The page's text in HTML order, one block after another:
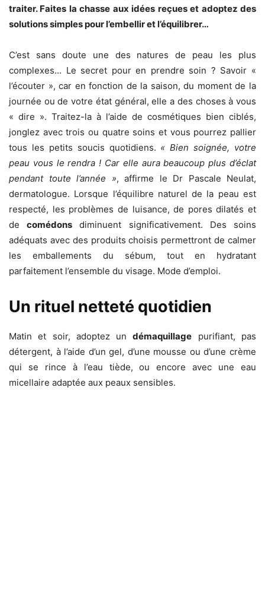
traiter. Faites la chasse aux idées reçues et adoptez des
solutions simples pour l’embellir et l’équilibrer…
C’est sans doute une des natures de peau les plus
complexes… Le secret pour en prendre soin ? Savoir «
l’écouter », car en fonction de la saison, du moment de la
journée ou de votre état général, elle a des choses à vous
« dire ». Traitez-la à l’aide de cosmétiques bien ciblés,
jonglez avec trois ou quatre soins et vous pourrez pallier
tous les petits soucis quotidiens. « Bien soignée, votre
peau vous le rendra ! Car elle aura beaucoup plus d’éclat
pendant toute l’année », affirme le Dr Pascale Neulat,
dermatologue. Lorsque l’équilibre naturel de la peau est
respecté, les problèmes de luisance, de pores dilatés et
decomédons diminuent significativement. Des soins
adéquats avec des produits choisis permettront de calmer
les emballements du sébum, tout en hydratant
parfaitement l’ensemble du visage. Mode d’emploi.
Un rituel netteté quotidien
Matin et soir, adoptez undémaquillage purifiant, pas
détergent, à l’aide d’un gel, d’une mousse ou d’une crème
qui se rince à l’eau tiède, ou encore avec une eau
micellaire adaptée aux peaux sensibles.